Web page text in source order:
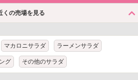
くの売場を見る
マカロニサラダ ラーメンサラダ
グ その他のサラダ